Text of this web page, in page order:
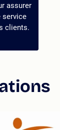
assurer
service
clients.